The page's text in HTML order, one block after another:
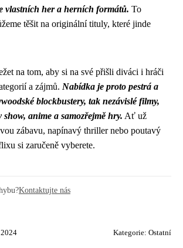
vlastních her a herních formátů. To
těšit na originální tituly, které jinde
na tom, aby si na své přišli diváci i hráči
a zájmů. Nabídka je proto pestrá a
blockbustery, tak nezávislé filmy,
anime a samozřejmě hry. Ať už
zábavu, napínavý thriller nebo poutavý
si zaručeně vyberete.
Kontaktujte nás
Kategorie: Ostatní